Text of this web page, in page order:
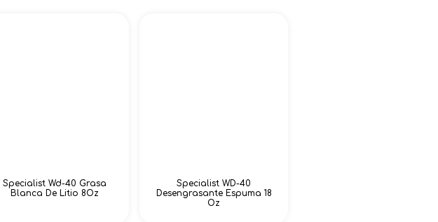
Specialist Wd-40 Grasa
Blanca De Litio 8Oz
Specialist WD-40
Desengrasante Espuma 18
Oz